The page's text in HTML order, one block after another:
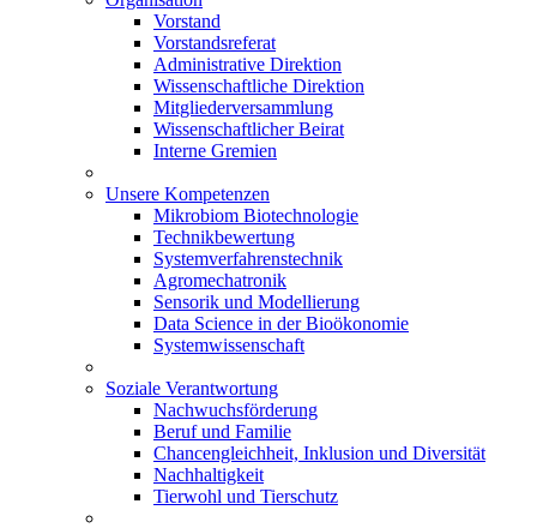
Vorstand
Vorstandsreferat
Administrative Direktion
Wissenschaftliche Direktion
Mitgliederversammlung
Wissenschaftlicher Beirat
Interne Gremien
Unsere Kompetenzen
Mikrobiom Biotechnologie
Technikbewertung
Systemverfahrenstechnik
Agromechatronik
Sensorik und Modellierung
Data Science in der Bioökonomie
Systemwissenschaft
Soziale Verantwortung
Nachwuchsförderung
Beruf und Familie
Chancengleichheit, Inklusion und Diversität
Nachhaltigkeit
Tierwohl und Tierschutz